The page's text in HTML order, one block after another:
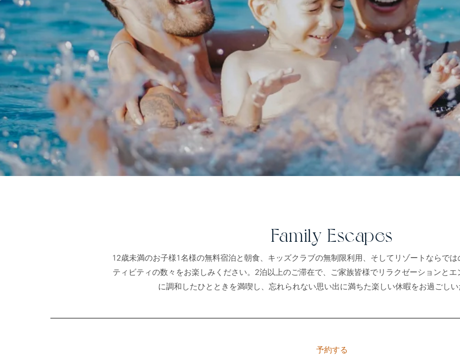
Family Escapes
12歳未満のお子様1名様の無料宿泊と朝食、キッズクラブの無制限利用、そしてリゾートならでは
ティビティの数々をお楽しみください。2泊以上のご滞在で、ご家族皆様でリラクゼーションと
に調和したひとときを満喫し、忘れられない思い出に満ちた楽しい休暇をお過ごしい
予約する